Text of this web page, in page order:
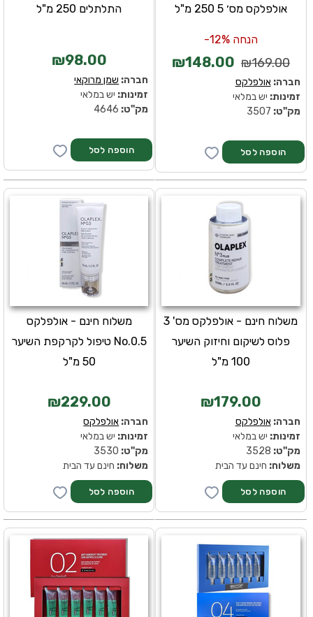
התלתלים 250 מ"ל
₪98.00
חברה: שמן מרוקאי
זמינות: יש במלאי
מק''ט:
אולפלקס מס׳ 5 250 מ"ל
הנחה 12%-
₪169.00
₪148.00
חברה:אולפלקס
זמינות: יש במלאי
מק''ט:
משלוח חינם - אולפלקס
No.0.5 טיפול לקרקפת השיער
50 מ"ל
₪229.00
חברה: אולפלקס
זמינות: יש במלאי
מק''ט:
משלוח: חינם עד הבית
משלוח חינם - אולפלקס מס' 3
פלוס לשיקום וחיזוק השיער
100 מ"ל
₪179.00
חברה:אולפלקס
זמינות: יש במלאי
מק''ט:
משלוח: חינם עד הבית